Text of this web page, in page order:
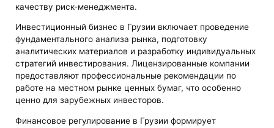
качеству риск-менеджмента.
Инвестиционный бизнес в Грузии включает проведение
фундаментального анализа рынка, подготовку
аналитических материалов и разработку индивидуальных
стратегий инвестирования. Лицензированные компании
предоставляют профессиональные рекомендации по
работе на местном рынке ценных бумаг, что особенно
ценно для зарубежных инвесторов.
Финансовое регулирование в Грузии формирует